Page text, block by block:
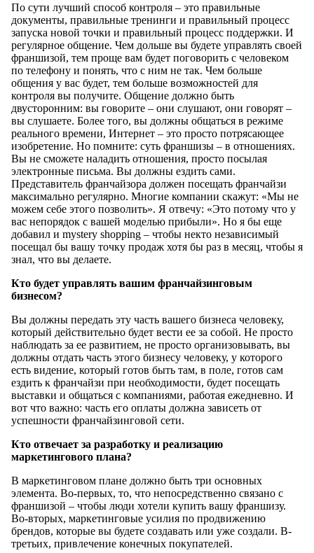
По сути лучший способ контроля – это правильные
документы, правильные тренинги и правильный процесс
запуска новой точки и правильный процесс поддержки. И
регулярное общение. Чем дольше вы будете управлять своей
франшизой, тем проще вам будет поговорить с человеком
по телефону и понять, что с ним не так. Чем больше
общения у вас будет, тем больше возможностей для
контроля вы получите. Общение должно быть
двусторонним: вы говорите – они слушают, они говорят –
вы слушаете. Более того, вы должны общаться в режиме
реального времени, Интернет – это просто потрясающее
изобретение. Но помните: суть франшизы – в отношениях.
Вы не сможете наладить отношения, просто посылая
электронные письма. Вы должны ездить сами.
Представитель франчайзора должен посещать франчайзи
максимально регулярно. Многие компании скажут: «Мы не
можем себе этого позволить». Я отвечу: «Это потому что у
вас непорядок с вашей моделью прибыли». Но я бы еще
добавил и mystery shopping – чтобы некто независимый
посещал бы вашу точку продаж хотя бы раз в месяц, чтобы я
знал, что вы делаете.
Кто будет управлять вашим франчайзинговым
бизнесом?
Вы должны передать эту часть вашего бизнеса человеку,
который действительно будет вести ее за собой. Не просто
наблюдать за ее развитием, не просто организовывать, вы
должны отдать часть этого бизнесу человеку, у которого
есть видение, который готов быть там, в поле, готов сам
ездить к франчайзи при необходимости, будет посещать
выставки и общаться с компаниями, работая ежедневно. И
вот что важно: часть его оплаты должна зависеть от
успешности франчайзинговой сети.
Кто отвечает за разработку и реализацию
маркетингового плана?
В маркетинговом плане должно быть три основных
элемента. Во-первых, то, что непосредственно связано с
франшизой – чтобы люди хотели купить вашу франшизу.
Во-вторых, маркетинговые усилия по продвижению
брендов, которые вы будете создавать или уже создали. В-
третьих, привлечение конечных покупателей.